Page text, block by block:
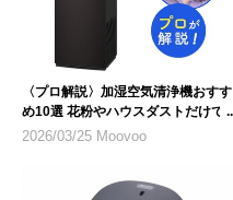
〈プロ解説〉加湿空気清浄機おすす
め10選 花粉やハウスダストだけで
なく乾燥対策にも
2026/03/25 Moovoo